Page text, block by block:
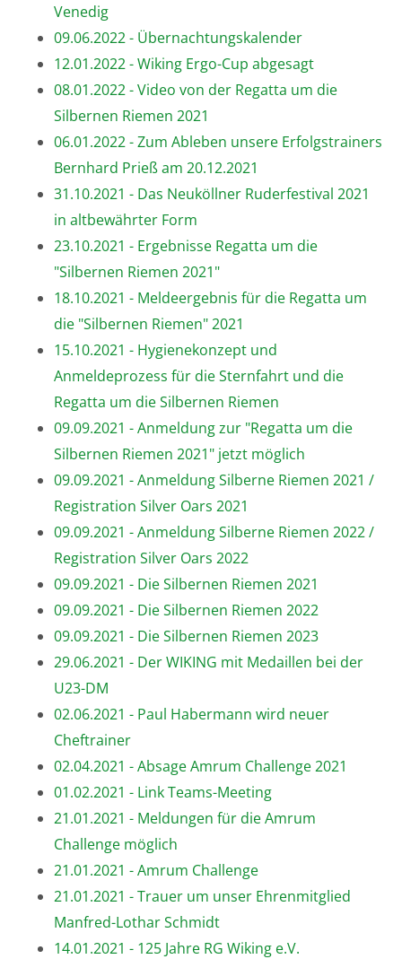
Venedig
09.06.2022 - Übernachtungskalender
12.01.2022 - Wiking Ergo-Cup abgesagt
08.01.2022 - Video von der Regatta um die
Silbernen Riemen 2021
06.01.2022 - Zum Ableben unsere Erfolgstrainers
Bernhard Prieß am 20.12.2021
31.10.2021 - Das Neuköllner Ruderfestival 2021
in altbewährter Form
23.10.2021 - Ergebnisse Regatta um die
"Silbernen Riemen 2021"
18.10.2021 - Meldeergebnis für die Regatta um
die "Silbernen Riemen" 2021
15.10.2021 - Hygienekonzept und
Anmeldeprozess für die Sternfahrt und die
Regatta um die Silbernen Riemen
09.09.2021 - Anmeldung zur "Regatta um die
Silbernen Riemen 2021" jetzt möglich
09.09.2021 - Anmeldung Silberne Riemen 2021 /
Registration Silver Oars 2021
09.09.2021 - Anmeldung Silberne Riemen 2022 /
Registration Silver Oars 2022
09.09.2021 - Die Silbernen Riemen 2021
09.09.2021 - Die Silbernen Riemen 2022
09.09.2021 - Die Silbernen Riemen 2023
29.06.2021 - Der WIKING mit Medaillen bei der
U23-DM
02.06.2021 - Paul Habermann wird neuer
Cheftrainer
02.04.2021 - Absage Amrum Challenge 2021
01.02.2021 - Link Teams-Meeting
21.01.2021 - Meldungen für die Amrum
Challenge möglich
21.01.2021 - Amrum Challenge
21.01.2021 - Trauer um unser Ehrenmitglied
Manfred-Lothar Schmidt
14.01.2021 - 125 Jahre RG Wiking e.V.